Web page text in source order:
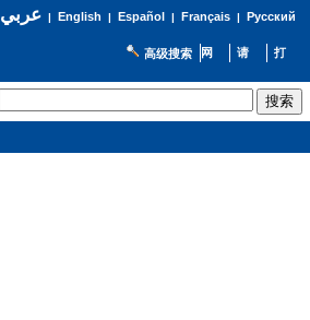
عربي| English | Español | Français| Русский
高级搜索